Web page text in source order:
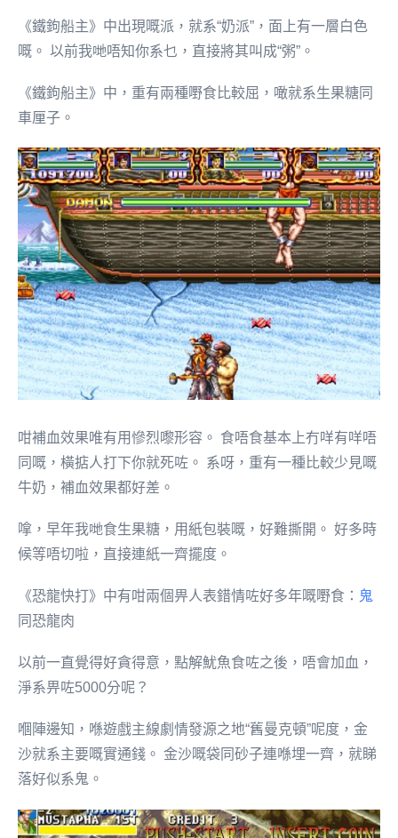
《鐵鉤船主》中出現嘅派，就系“奶派”，面上有一層白色
嘅。 以前我哋唔知你系乜，直接將其叫成“粥”。
《鐵鉤船主》中，重有兩種嘢食比較屈，噉就系生果糖同
車厘子。
咁補血效果唯有用慘烈嚟形容。 食唔食基本上冇咩有咩唔
同嘅，橫掂人打下你就死咗。 系呀，重有一種比較少見嘅
牛奶，補血效果都好差。
嗱，早年我哋食生果糖，用紙包裝嘅，好難撕開。 好多時
候等唔切啦，直接連紙一齊擺度。
《恐龍快打》中有咁兩個畀人表錯情咗好多年嘅嘢食： 鬼
同恐龍肉
以前一直覺得好貪得意，點解魷魚食咗之後，唔會加血，
淨系畀咗5000分呢？
嗰陣邊知，喺遊戲主線劇情發源之地“舊曼克頓”呢度，金
沙就系主要嘅實通錢。 金沙嘅袋同砂子連喺埋一齊，就睇
落好似系鬼。